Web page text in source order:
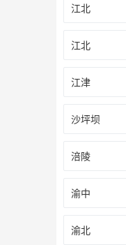
江北
江北
江津
沙坪坝
涪陵
渝中
渝北